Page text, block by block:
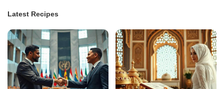
Latest Recipes